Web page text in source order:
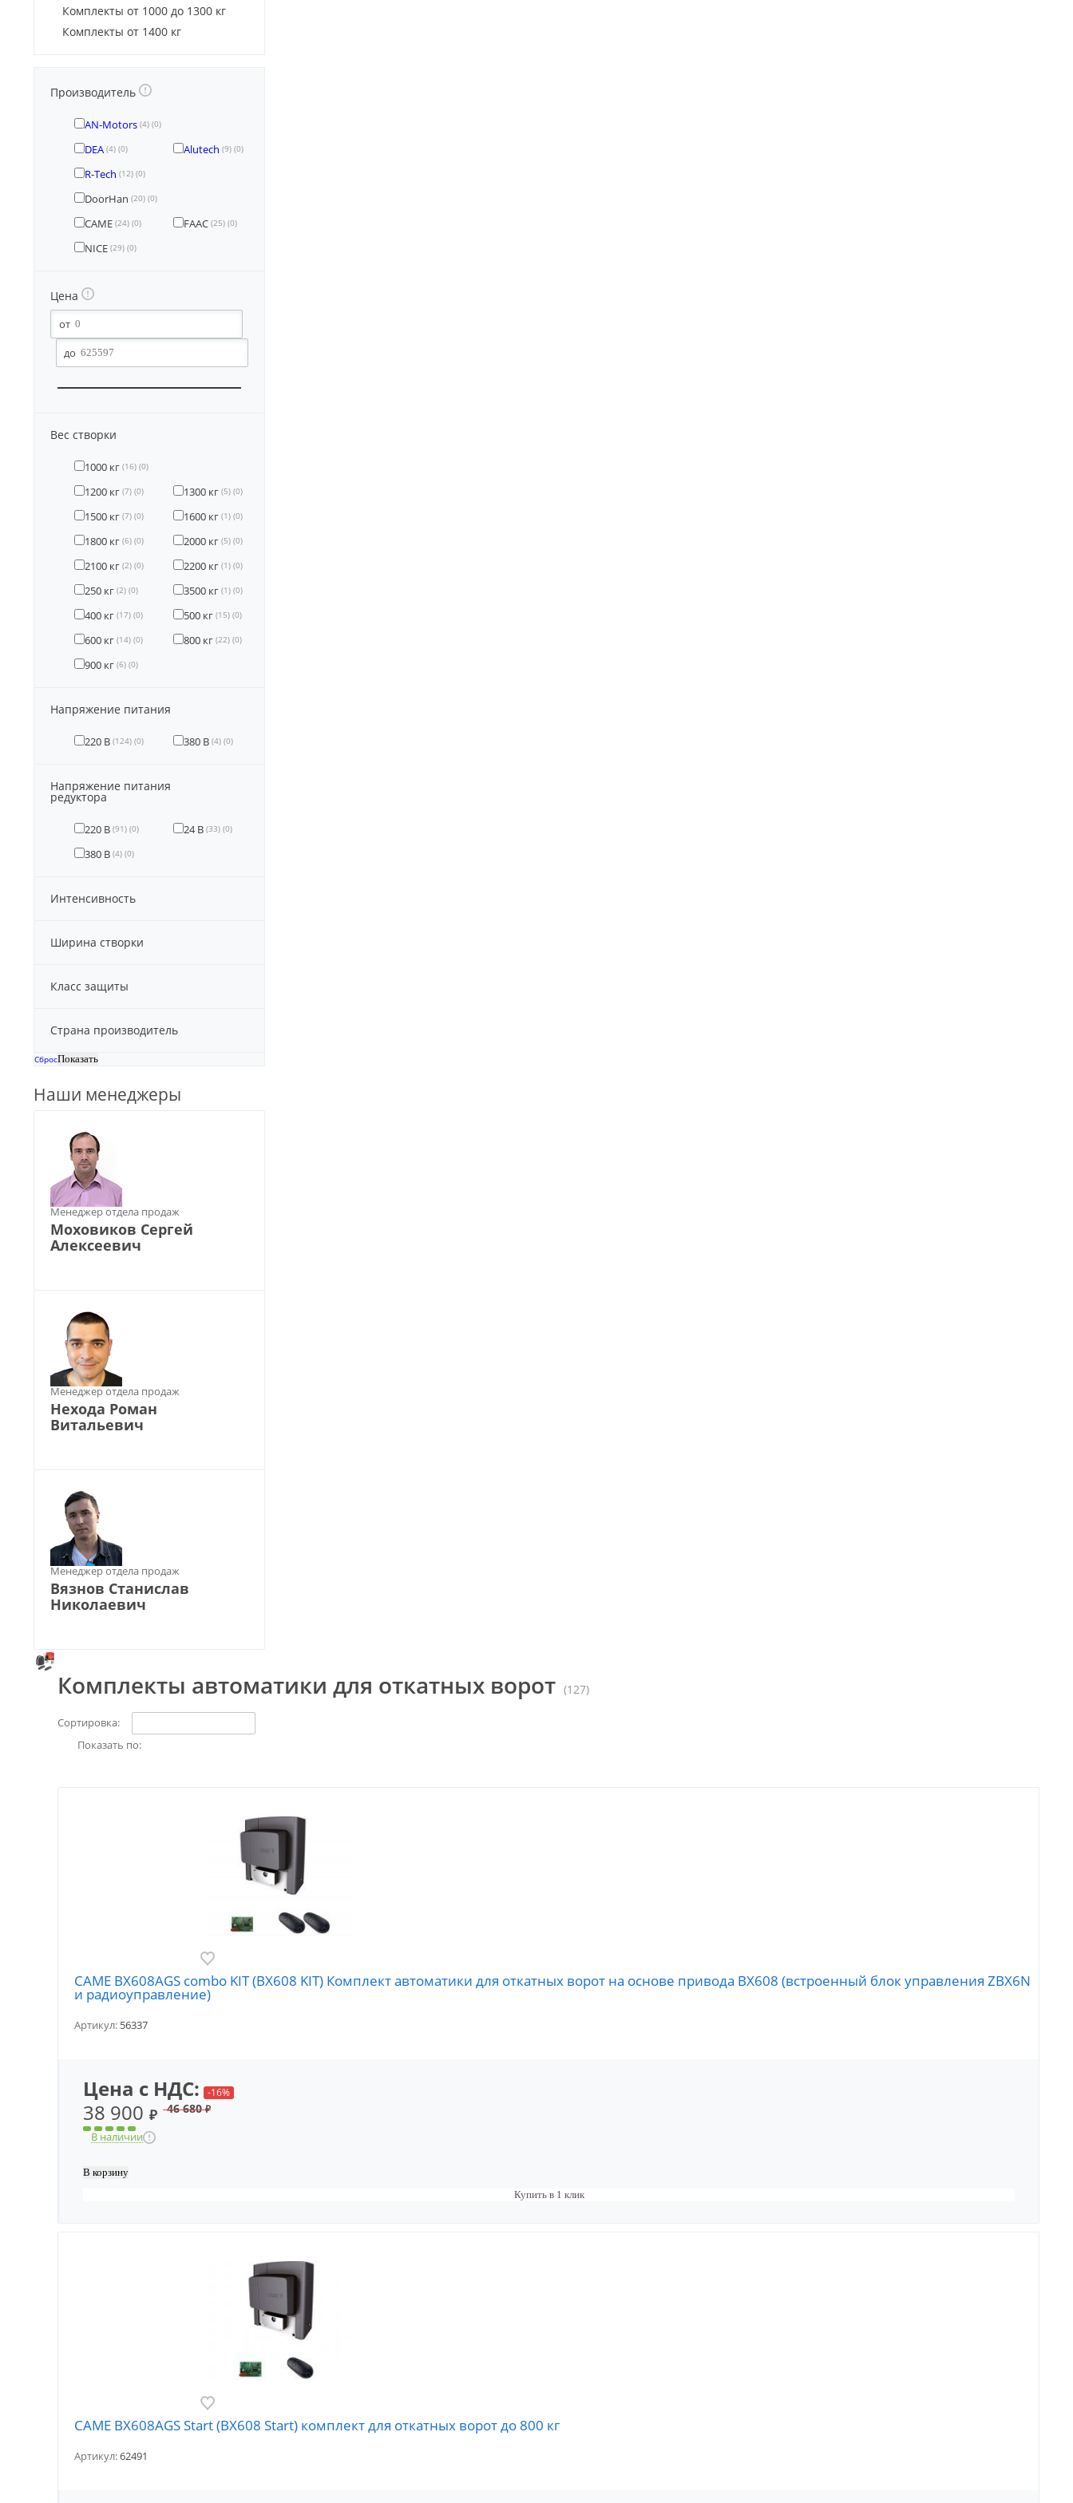
Комплекты от 1000 до 1300 кг
Комплекты от 1400 кг
Производитель
AN-Motors (4) (0)
DEA (4) (0) Alutech (9) (0)
R-Tech (12) (0)
DoorHan (20) (0)
CAME (24) (0) FAAC (25) (0)
NICE (29) (0)
Цена
Вес створки
1000 кг (16) (0)
1200 кг (7) (0) 1300 кг (5) (0)
1500 кг (7) (0) 1600 кг (1) (0)
1800 кг (6) (0) 2000 кг (5) (0)
2100 кг (2) (0) 2200 кг (1) (0)
250 кг (2) (0) 3500 кг (1) (0)
400 кг (17) (0) 500 кг (15) (0)
600 кг (14) (0) 800 кг (22) (0)
900 кг (6) (0)
Напряжение питания
220 В (124) (0) 380 В (4) (0)
Напряжение питания
редуктора
220 В (91) (0) 24 В (33) (0)
380 В (4) (0)
Интенсивность
Ширина створки
Класс защиты
Страна производитель
Сброс
Наши менеджеры
Менеджер отдела продаж
Моховиков Сергей
Алексеевич
Менеджер отдела продаж
Нехода Роман
Витальевич
Менеджер отдела продаж
Вязнов Станислав
Николаевич
Комплекты автоматики для откатных ворот (127)
Сортировка:
Показать по:
CAME BX608AGS combo KIT (BX608 KIT) Комплект автоматики для откатных ворот на основе привода BX608 (встроенный блок управления ZBX6N
и радиоуправление)
Артикул: 56337
Цена с НДС: -16%
38 900₽ 46 680₽
В наличии
Купить в 1 клик
CAME BX608AGS Start (BX608 Start) комплект для откатных ворот до 800 кг
Артикул:62491